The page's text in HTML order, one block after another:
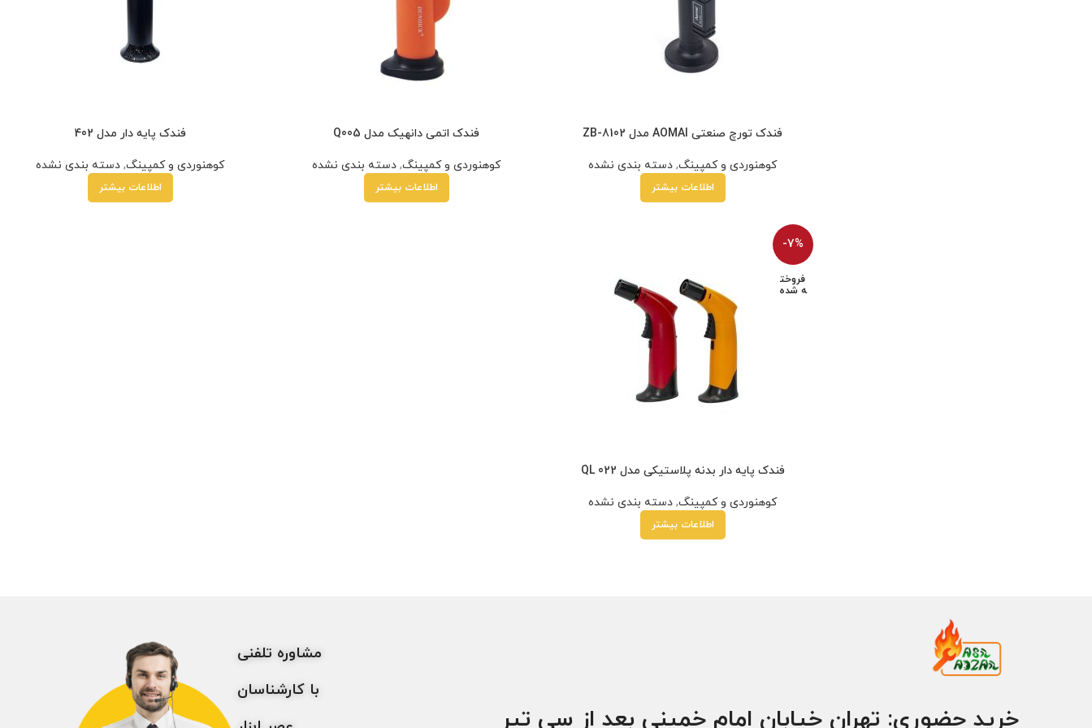
فندک تورچ صنعتی AOMAI مدل ZB-8102
کوهنوردی و کمپینگ, دسته بندی نشده
اطلاعات بیشتر
فندک اتمی دانهیک مدل Q005
کوهنوردی و کمپینگ, دسته بندی نشده
اطلاعات بیشتر
فندک پایه دار مدل 402
کوهنوردی و کمپینگ, دسته بندی نشده
اطلاعات بیشتر
-7%
فروخت
ه شده
فندک پایه دار بدنه پلاستیکی مدل QL 022
کوهنوردی و کمپینگ, دسته بندی نشده
اطلاعات بیشتر
خرید حضوری: تهران خیابان امام خمینی بعد از سی تیر
مشاوره تلفنی
با کارشناسان